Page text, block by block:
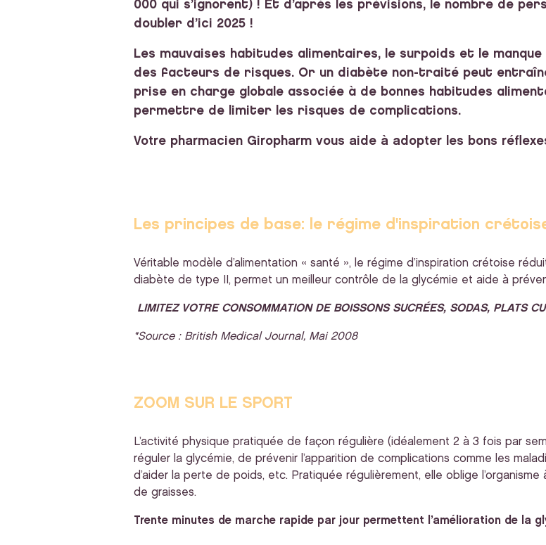
000 qui s’ignorent) ! Et d’après les prévisions, le nombre de
doubler d’ici 2025 !
Les mauvaises habitudes alimentaires, le surpoids et le
des facteurs de risques. Or un diabète non-traité peut
prise en charge globale associée à de bonnes habitudes
permettre de limiter les risques de complications.
Votre pharmacien Giropharm vous aide à adopter les bons
Les principes de base: le régime d'inspiration
Véritable modèle d’alimentation « santé », le régime d’inspiration crétoise
diabète de type II, permet un meilleur contrôle de la glycémie et aide à
LIMITEZ VOTRE CONSOMMATION DE BOISSONS SUCRÉES, SODAS, PLATS
*Source : British Medical Journal, Mai 2008
ZOOM SUR LE SPORT
L’activité physique pratiquée de façon régulière (idéalement 2 à 3 fois par
réguler la glycémie, de prévenir l’apparition de complications comme les
d’aider la perte de poids, etc. Pratiquée régulièrement, elle oblige
de graisses.
Trente minutes de marche rapide par jour permettent l’amélioration de la